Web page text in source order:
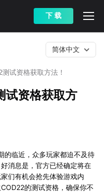
下 载
试资格获取方法！
简体中文
试资格获取方
的临近，众多玩家都迫不及待
消息是，官方已经确定将在
们有机会抢先体验游戏内
的测试资格，确保你不